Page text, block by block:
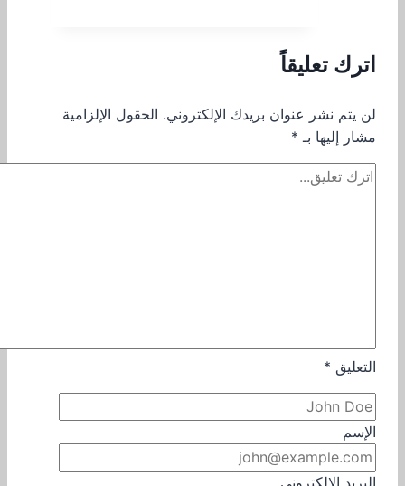
اترك تعليقاً
لن يتم نشر عنوان بريدك الإلكتروني. الحقول الإلزامية
مشار إليها بـ *
التعليق *
الإسم
البريد الإلكتروني